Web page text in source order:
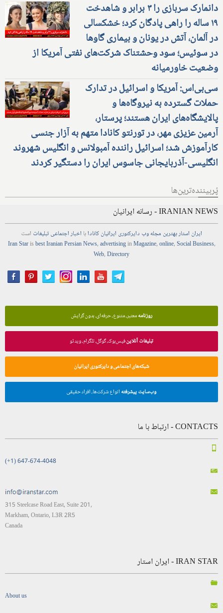
دانمارک سربازی را ۳ برابر و شاهدخت
۱۹ ساله را راهی پادگان کرد؛ خشکسالی
در آلمان، آتش در یونان و بیماری گاوها
در سوئیس؛ سود وحشتناک شرکت‌های نفتی آمریکا از
وضعیت خاورمیانه
سی‌بی‌اس: آمریکا و اسرائیل در تدارک
حملات گسترده به نیروگاه‌ها و
پالایشگاه‌های ایران هستند؛ پرستار،
آرمین عزیزی مهر، در تورنتو کانادا متهم به آزار جنسی
کارآموزش شد؛ اسرائیل راننده آمبولانس و انگلیس شهروند
انگلیسی-آذربایجانی جاسوس ایران را دستگیر کردند
پُربیننده‌ترین‌ها
IRANIAN NEWS - رسانه ایرانیان
ایران استاربهترین مجلهوب دایرکتوری ایرانیان کانادابا اخباراجتماعیتبلیغات است
Iran Starisbest Iranian PersianNews,advertisinginMagazine,online,Social Business,
Web,Directory
روزنامهمعتبر، متنوع، حرفه‌ای، بدون گرایش
تبلیغات آنلاینفیس‌بوک، گوگل، تلگرام، ویدئو
شبکه‌های اجتماعی و دایرکتوری ایرانیان
وب‌سایت پیشرفته انواع شرکت‌ها، افراد حقیقی
CONTACTS - ارتباط با ما
(+1) 647-674-4048
315 Steelcase Road East, Suite 201,
Markham, Ontario, L3R 2R5
Canada
IRAN STAR - ایران استار
About us